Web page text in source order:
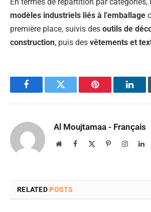
modèles industriels liés à l’emballage
première place, suivis des outils de
construction, puis des vêtements et
FacebookTwitter Pinterest
Al Moujtamaa - Français
WebsiteFacebook Pinterest
RELATED POSTS